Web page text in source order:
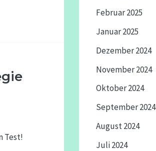
Test!
Februar 2025
Januar 2025
Dezember 2024
November 2024
Oktober 2024
September 2024
August 2024
Juli 2024